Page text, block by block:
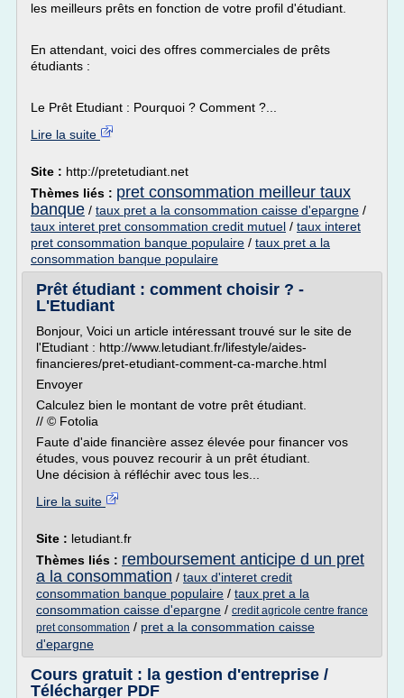
les meilleurs prêts en fonction de votre profil d'étudiant.
En attendant, voici des offres commerciales de prêts
étudiants :
Le Prêt Etudiant : Pourquoi ? Comment ?...
Lire la suite
Site : http://pretetudiant.net
Thèmes liés : pret consommation meilleur taux
banque / taux pret a la consommation caisse d'epargne /
taux interet pret consommation credit mutuel / taux interet
pret consommation banque populaire / taux pret a la
consommation banque populaire
Prêt étudiant : comment choisir ? -
L'Etudiant
Bonjour, Voici un article intéressant trouvé sur le site de
l'Etudiant : http://www.letudiant.fr/lifestyle/aides-
financieres/pret-etudiant-comment-ca-marche.html
Envoyer
Calculez bien le montant de votre prêt étudiant.
// © Fotolia
Faute d'aide financière assez élevée pour financer vos
études, vous pouvez recourir à un prêt étudiant.
Une décision à réfléchir avec tous les...
Lire la suite
Site : letudiant.fr
Thèmes liés : remboursement anticipe d un pret
a la consommation / taux d'interet credit
consommation banque populaire / taux pret a la
consommation caisse d'epargne / credit agricole centre france
pret consommation / pret a la consommation caisse
d'epargne
Cours gratuit : la gestion d'entreprise /
Télécharger PDF